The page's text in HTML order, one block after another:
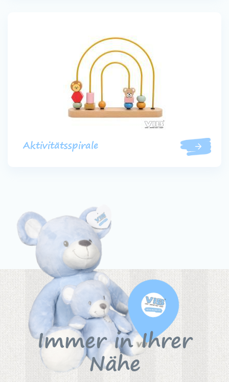
Aktivitätsspirale
Immer in Ihrer
Nähe